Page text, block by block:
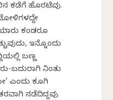
ಕಡೆಗೆ ಹೊರಟೆವು.
ಕಂಡರೂ
ಇನ್ನೊಂದು
ಬಣ್ಣ
ಬದುರಾಗಿ ನಿಂತು
ಎಂದು ಕೂಗಿ
ನಡೆದಿದ್ದವು.